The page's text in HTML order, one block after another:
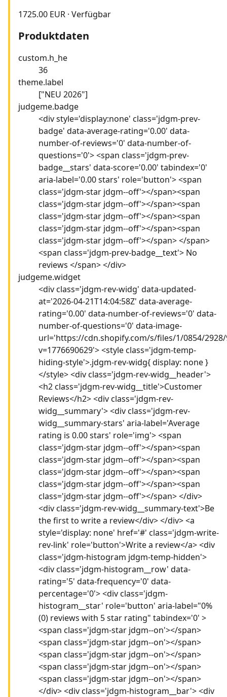
1725.00 EUR · Verfügbar
Produktdaten
custom.h_he
36
theme.label
["NEU 2026"]
judgeme.badge
<div style='display:none' class='jdgm-prev-
badge' data-average-rating='0.00' data-
number-of-reviews='0' data-number-of-
questions='0'> <span class='jdgm-prev-
badge__stars' data-score='0.00' tabindex='0'
aria-label='0.00 stars' role='button'> <span
class='jdgm-star jdgm--off'></span><span
class='jdgm-star jdgm--off'></span><span
class='jdgm-star jdgm--off'></span><span
class='jdgm-star jdgm--off'></span><span
class='jdgm-star jdgm--off'></span> </span>
<span class='jdgm-prev-badge__text'> No
reviews </span> </div>
judgeme.widget
<div class='jdgm-rev-widg' data-updated-
at='2026-04-21T14:04:58Z' data-average-
rating='0.00' data-number-of-reviews='0' data-
number-of-questions='0' data-image-
url='https://cdn.shopify.com/s/files/1/0854/2928/
v=1776690629'> <style class='jdgm-temp-
hiding-style'>.jdgm-rev-widg{ display: none }
</style> <div class='jdgm-rev-widg__header'>
<h2 class='jdgm-rev-widg__title'>Customer
Reviews</h2> <div class='jdgm-rev-
widg__summary'> <div class='jdgm-rev-
widg__summary-stars' aria-label='Average
rating is 0.00 stars' role='img'> <span
class='jdgm-star jdgm--off'></span><span
class='jdgm-star jdgm--off'></span><span
class='jdgm-star jdgm--off'></span><span
class='jdgm-star jdgm--off'></span><span
class='jdgm-star jdgm--off'></span> </div>
<div class='jdgm-rev-widg__summary-text'>Be
the first to write a review</div> </div> <a
style='display: none' href='#' class='jdgm-write-
rev-link' role='button'>Write a review</a> <div
class='jdgm-histogram jdgm-temp-hidden'>
<div class='jdgm-histogram__row' data-
rating='5' data-frequency='0' data-
percentage='0'> <div class='jdgm-
histogram__star' role='button' aria-label="0%
(0) reviews with 5 star rating" tabindex='0' >
<span class='jdgm-star jdgm--on'></span>
<span class='jdgm-star jdgm--on'></span>
<span class='jdgm-star jdgm--on'></span>
<span class='jdgm-star jdgm--on'></span>
<span class='jdgm-star jdgm--on'></span>
</div> <div class='jdgm-histogram__bar'> <div